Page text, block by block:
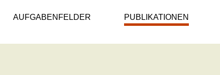
AUFGABENFELDER PUBLIKATIONEN